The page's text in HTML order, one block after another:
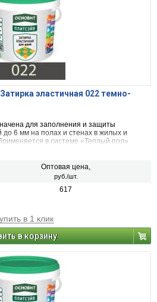
эластичная 022 темно-
для заполнения и защиты
6 мм на полах и стенах в жилых и
в системе «Теплый пол»
Оптовая цена,
руб./шт.
617
в 1 клик
в корзину